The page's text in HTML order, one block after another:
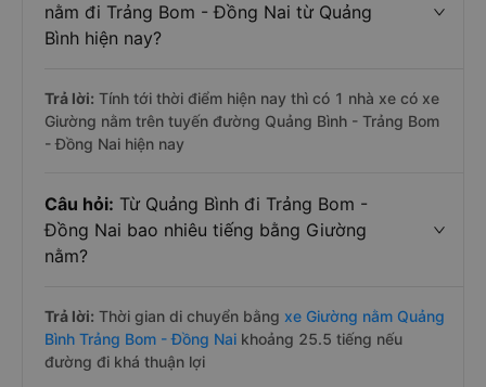
nằm đi Trảng Bom - Đồng Nai từ Quảng
Bình hiện nay?
Trả lời: Tính tới thời điểm hiện nay thì có 1 nhà xe có xe
Giường nằm trên tuyến đường Quảng Bình - Trảng Bom
- Đồng Nai hiện nay
Câu hỏi: Từ Quảng Bình đi Trảng Bom -
Đồng Nai bao nhiêu tiếng bằng Giường
nằm?
Trả lời: Thời gian di chuyển bằng xe Giường nằm Quảng
Bình Trảng Bom - Đồng Nai khoảng 25.5 tiếng nếu
đường đi khá thuận lợi